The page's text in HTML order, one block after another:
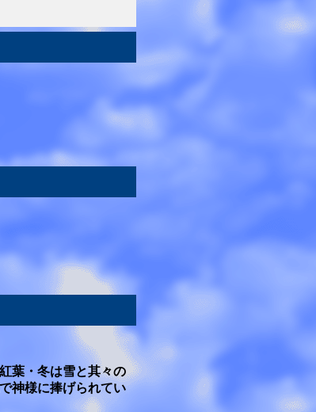
葉・冬は雪と其々の
神様に捧げられてい